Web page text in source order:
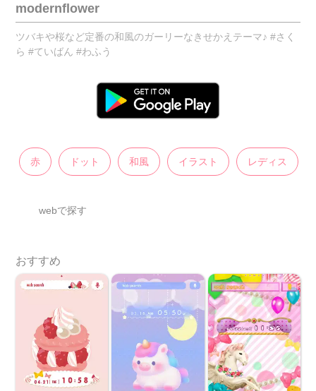
modernflower
ツバキや桜など定番の和風のガーリーなきせかえテーマ♪ #さく
ら #ていばん #わふう
赤 ドット 和風 イラスト レディス
webで探す
おすすめ